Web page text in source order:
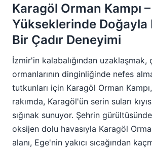
Karagöl Orman Kampı
Yükseklerinde Doğayla
Bir Çadır Deneyimi
İzmir'in kalabalığından uzaklaşmak,
ormanlarının dinginliğinde nefes
tutkunları için Karagöl Orman
rakımda, Karagöl'ün serin suları
sığınak sunuyor. Şehrin
oksijen dolu havasıyla Karagöl
alanı, Ege'nin yakıcı sıcağından